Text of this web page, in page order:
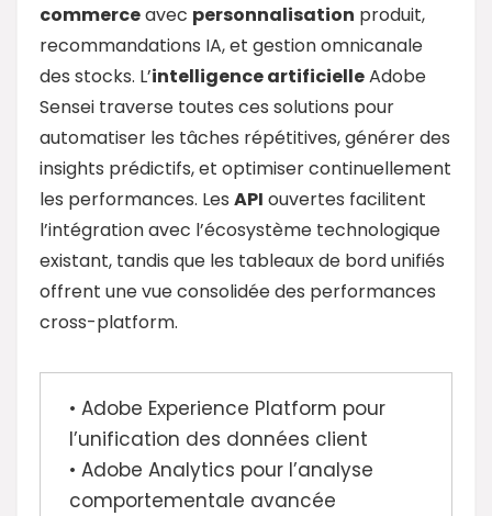
commerceavec personnalisation produit,
recommandations IA, et gestion omnicanale
des stocks. L’intelligence artificielleAdobe
Sensei traverse toutes ces solutions pour
automatiser les tâches répétitives, générer des
insights prédictifs, et optimiser continuellement
les performances. Les API ouvertes facilitent
l’intégration avec l’écosystème technologique
existant, tandis que les tableaux de bord unifiés
offrent une vue consolidée des performances
cross-platform.
• Adobe Experience Platform pour
l’unification des données client
• Adobe Analytics pour l’analyse
comportementale avancée